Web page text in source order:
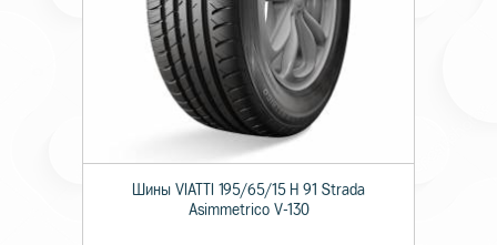
Шины VIATTI 195/65/15 H 91 Strada
Asimmetriсo V-130